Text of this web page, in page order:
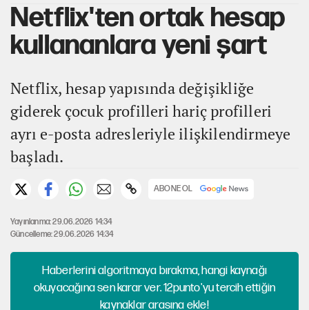
Netflix'ten ortak hesap
kullananlara yeni şart
Netflix, hesap yapısında değişikliğe
giderek çocuk profilleri hariç profilleri
ayrı e-posta adresleriyle ilişkilendirmeye
başladı.
ABONE OL
Yayınlanma: 29.06.2026 14:34
Güncelleme: 29.06.2026 14:34
Haberlerini algoritmaya bırakma, hangi kaynağı
okuyacağına sen karar ver. 12punto'yu tercih ettiğin
kaynaklar arasına ekle!